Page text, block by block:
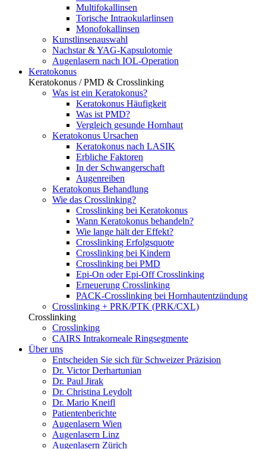
Multifokallinsen
Torische Intraokularlinsen
Monofokallinsen
Kunstlinsenauswahl
Nachstar & YAG-Kapsulotomie
Augenlasern nach IOL-Operation
Keratokonus
Keratokonus / PMD & Crosslinking
Was ist ein Keratokonus?
Keratokonus Häufigkeit
Was ist PMD?
Vergleich gesunde Hornhaut
Keratokonus Ursachen
Keratokonus nach LASIK
Erbliche Faktoren
In der Schwangerschaft
Augenreiben
Keratokonus Behandlung
Wie das Crosslinking?
Crosslinking bei Keratokonus
Wann Keratokonus behandeln?
Wie lange hält der Effekt?
Crosslinking Erfolgsquote
Crosslinking bei Kindern
Crosslinking bei PMD
Epi-On oder Epi-Off Crosslinking
Erneuerung Crosslinking
PACK-Crosslinking bei Hornhautentzündung
Crosslinking + PRK/PTK (PRK/CXL)
Crosslinking
Crosslinking
CAIRS Intrakorneale Ringsegmente
Über uns
Entscheiden Sie sich für Schweizer Präzision
Dr. Victor Derhartunian
Dr. Paul Jirak
Dr. Christina Leydolt
Dr. Mario Kneifl
Patientenberichte
Augenlasern Wien
Augenlasern Linz
Augenlasern Zürich